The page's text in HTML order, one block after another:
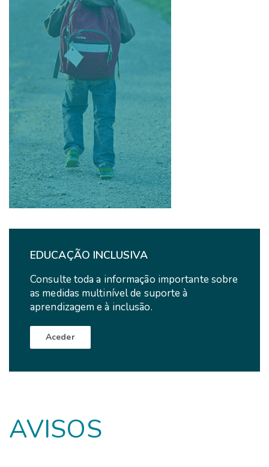
AVISOS
EDUCAÇÃO INCLUSIVA
Consulte toda a informação importante sobre
as medidas multinível de suporte à
aprendizagem e à inclusão.
Aceder